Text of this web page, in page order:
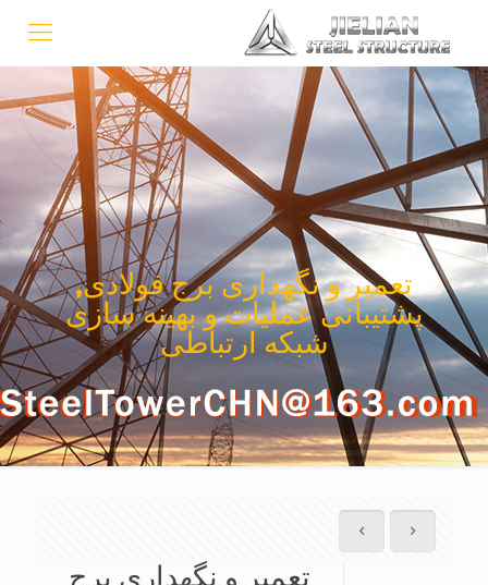
تعمیر و نگهداری برج فولادی,
پشتیبانی عملیات و بهینه سازی
شبکه ارتباطی
تعمیر و نگهداری برج